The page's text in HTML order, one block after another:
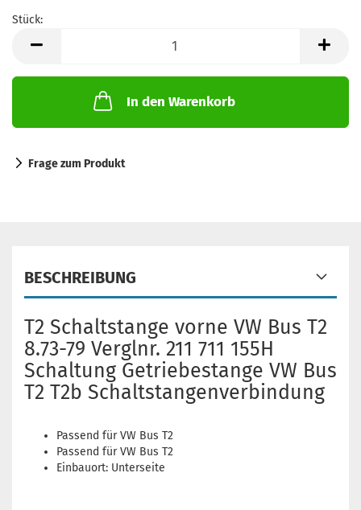
Stück:
In den Warenkorb
Frage zum Produkt
BESCHREIBUNG
T2 Schaltstange vorne VW Bus T2
8.73-79 Verglnr. 211 711 155H
Schaltung Getriebestange VW Bus
T2 T2b Schaltstangenverbindung
Passend für VW Bus T2
Passend für VW Bus T2
Einbauort: Unterseite